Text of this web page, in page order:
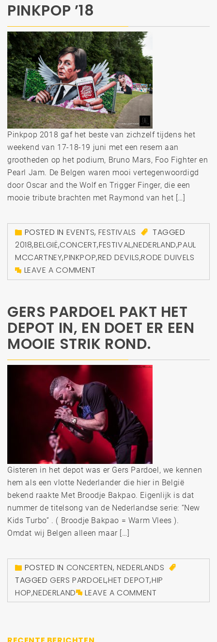
PINKPOP ’18
Pinkpop 2018 gaf het beste van zichzelf tijdens het
weekend van 17-18-19 juni met een resem aan
grootheden op het podium, Bruno Mars, Foo Fighter en
Pearl Jam. De Belgen waren mooi vertegenwoordigd
door Oscar and the Wolf en Trigger Finger, die een
mooie tribute brachten met Raymond van het […]
POSTED IN EVENTS,FESTIVALS
TAGGED
2018,BELGIË,CONCERT,FESTIVAL,NEDERLAND,PAUL
MCCARTNEY,PINKPOP,RED DEVILS,RODE DUIVELS
LEAVE A COMMENT
GERS PARDOEL PAKT HET
DEPOT IN, EN DOET ER EEN
MOOIE STRIK ROND.
Gisteren in het depot was er Gers Pardoel, we kennen
hem als een vlotte Nederlander die hier in België
bekend raakte Met Broodje Bakpao. Eigenlijk is dat
nummer de titelsong van de Nederlandse serie: “New
Kids Turbo” . ( Broodje Bakpao = Warm Vlees ).
Omdat wij Belgen alleen maar […]
POSTED IN CONCERTEN,NEDERLANDS
TAGGED GERS PARDOEL,HET DEPOT,HIP
HOP,NEDERLAND LEAVE A COMMENT